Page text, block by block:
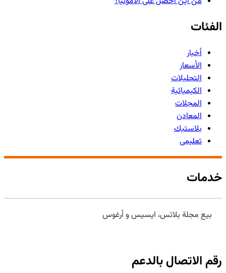
الفئات
أخبار
الأسعار
التحليلات
الكيميائية
المجلات
المعادن
بلاستيك
تعليمی
خدمات
بيع مجلة بلاتس، ایسیس و أرغوس
رقم الاتصال بالدعم